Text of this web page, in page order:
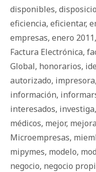
disponibles,
eficiencia, eficientar,
empresas, enero 2011,
Factura Electrónica,
Global, honorarios,
autorizado, impresora,
información,
interesados, investiga,
médicos, mejor,
Microempresas,
mipymes, modelo,
negocio, negocio